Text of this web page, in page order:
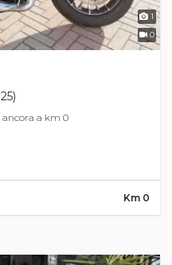
1
0
a km 0
Km 0